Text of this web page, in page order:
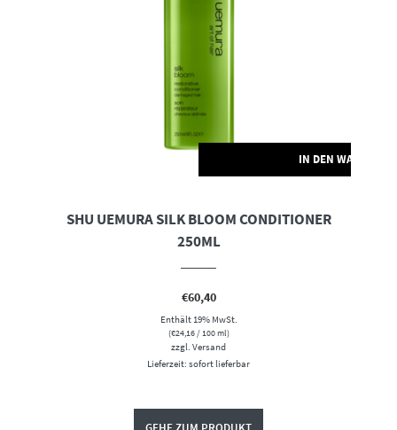
IN DEN
SHU UEMURA SILK BLOOM CONDITIONER
250ML
€60,40
Enthält 19% MwSt.
(€24,16/ 100 ml)
zzgl.Versand
Lieferzeit: sofort lieferbar